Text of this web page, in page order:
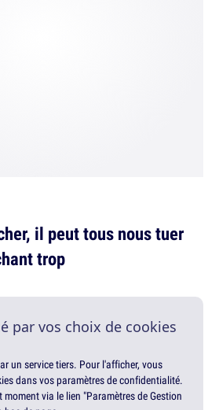
il peut tous nous tuer
trop
par vos choix de cookies
un service tiers. Pour l'afficher, vous
dans vos paramètres de confidentialité.
via le lien "Paramètres de Gestion